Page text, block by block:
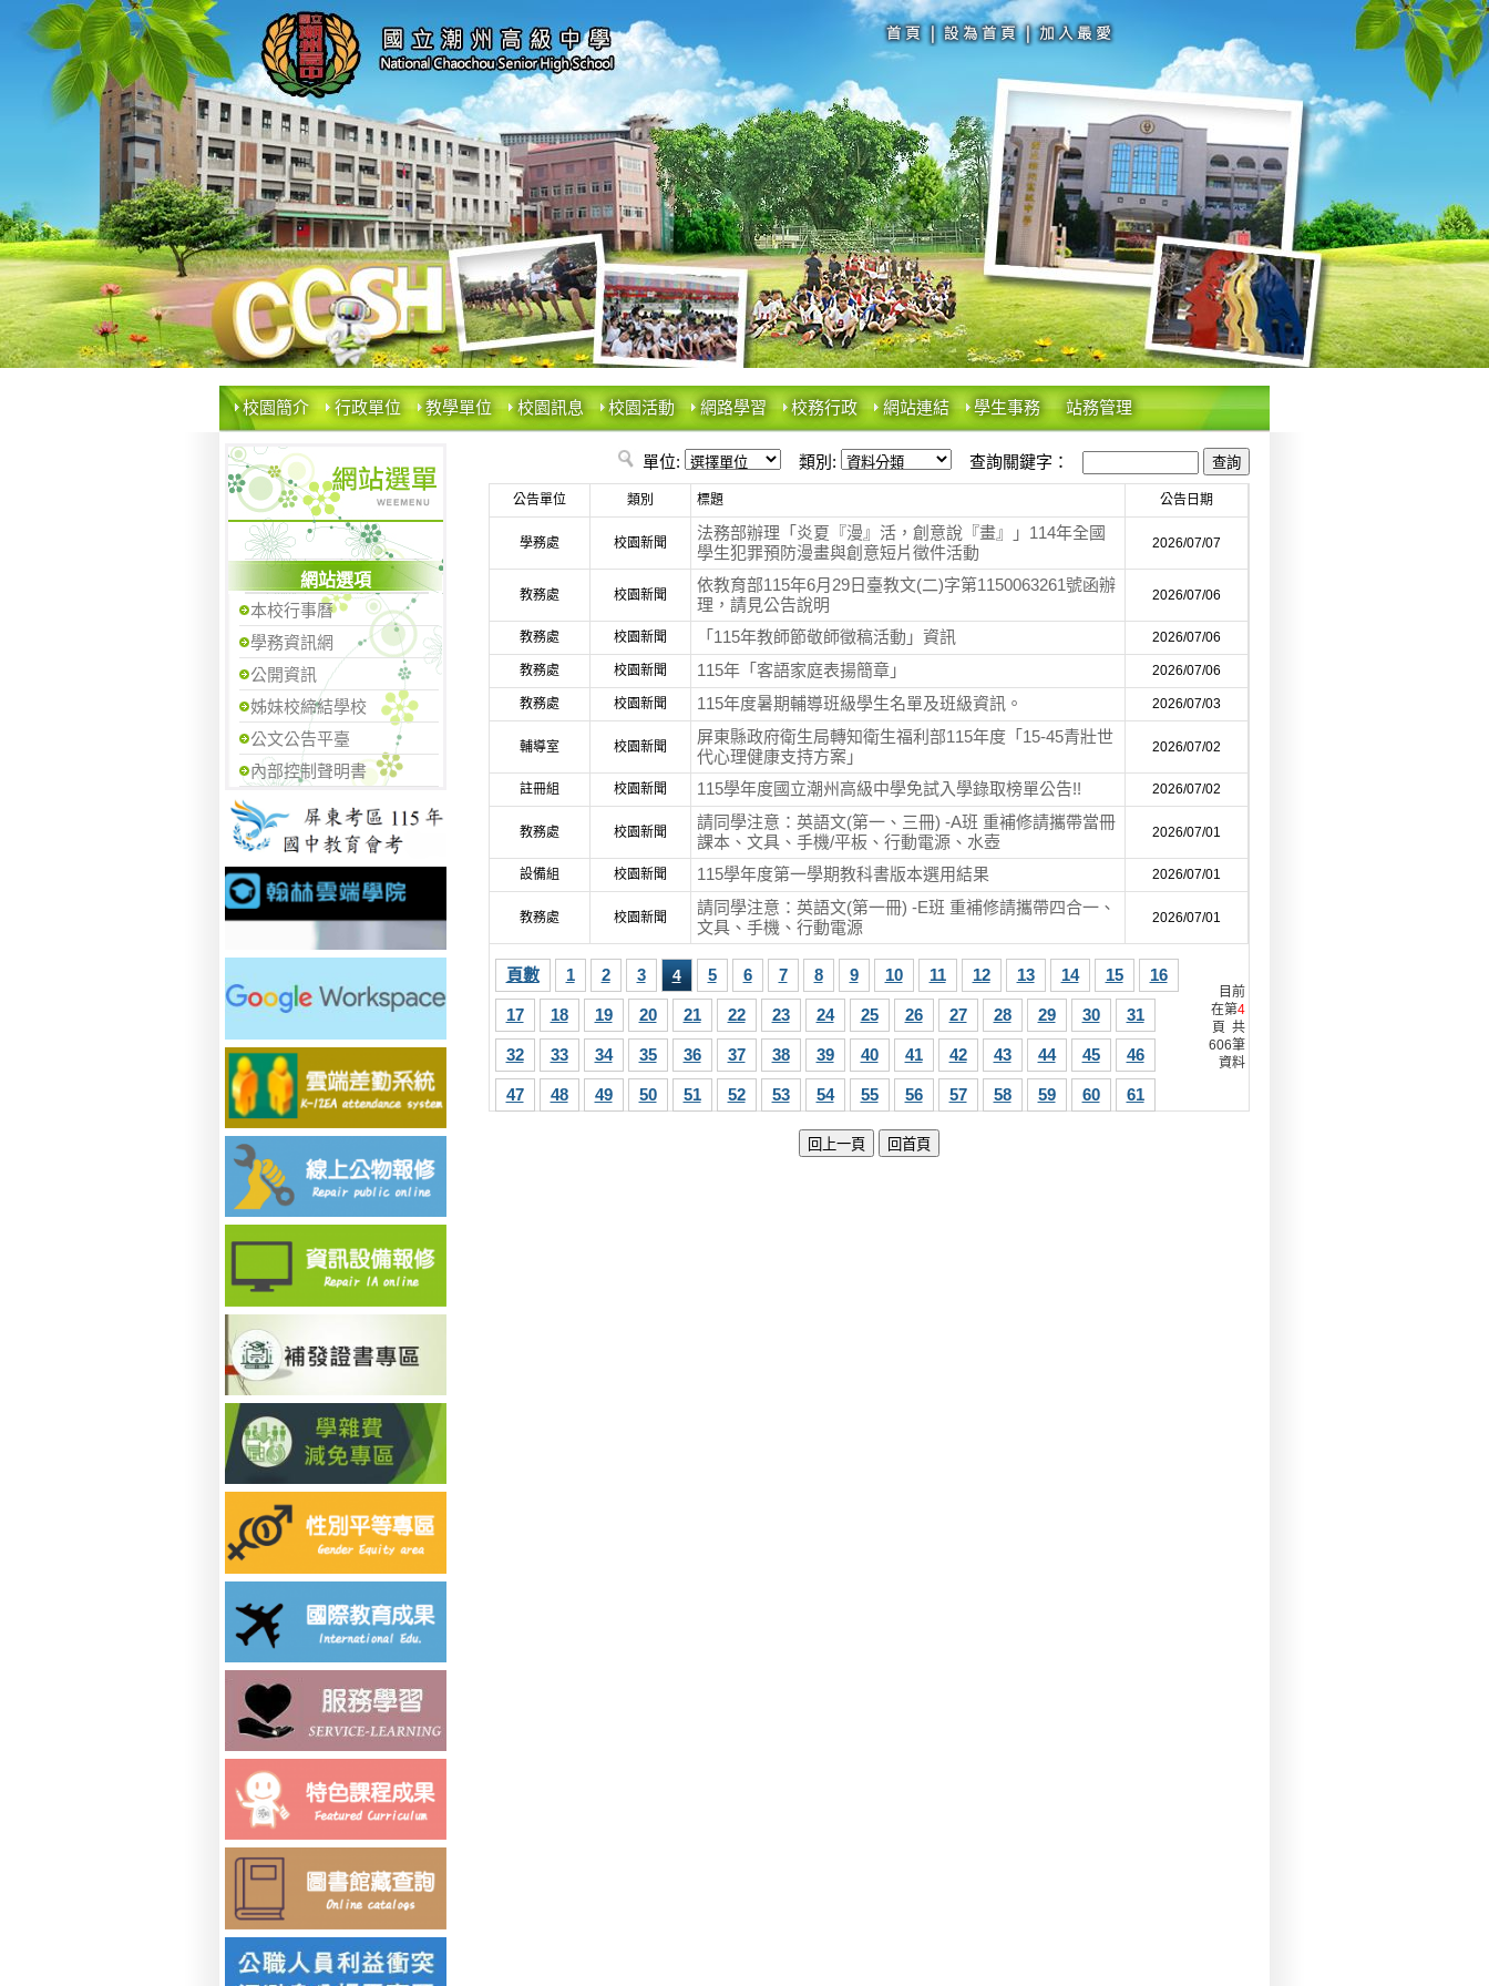
校園簡介 行政單位 教學單位 校園訊息 校園活動 網路學習 校務行政 網站連結 學生事務 站務管理
網站選項
本校行事曆
學務資訊網
公開資訊
姊妹校締結學校
公文公告平臺
內部控制聲明書
單位: 類別: 查詢關鍵字：
公告單位 類別 標題 公告日期
學務處 校園新聞
法務部辦理「炎夏『漫』活，創意說『畫』」114年全國
學生犯罪預防漫畫與創意短片徵件活動
2026/07/07
教務處 校園新聞
依教育部115年6月29日臺教文(二)字第1150063261號函辦
理，請見公告說明
2026/07/06
教務處 校園新聞 「115年教師節敬師徵稿活動」資訊 2026/07/06
教務處 校園新聞 115年「客語家庭表揚簡章」 2026/07/06
教務處 校園新聞 115年度暑期輔導班級學生名單及班級資訊。 2026/07/03
輔導室 校園新聞
屏東縣政府衛生局轉知衛生福利部115年度「15-45青壯世
代心理健康支持方案」
2026/07/02
註冊組 校園新聞 115學年度國立潮州高級中學免試入學錄取榜單公告!! 2026/07/02
教務處 校園新聞
請同學注意：英語文(第一、三冊) -A班 重補修請攜帶當冊
課本、文具、手機/平板、行動電源、水壺
2026/07/01
設備組 校園新聞 115學年度第一學期教科書版本選用結果 2026/07/01
教務處 校園新聞
請同學注意：英語文(第一冊) -E班 重補修請攜帶四合一、
文具、手機、行動電源
2026/07/01
頁數 1 2 3 4 5 6 7 8 9 10 11 12 13 14 15 16
17 18 19 20 21 22 23 24 25 26 27 28 29 30 31
32 33 34 35 36 37 38 39 40 41 42 43 44 45 46
47 48 49 50 51 52 53 54 55 56 57 58 59 60 61
目前
在第4
頁 共
606筆
資料